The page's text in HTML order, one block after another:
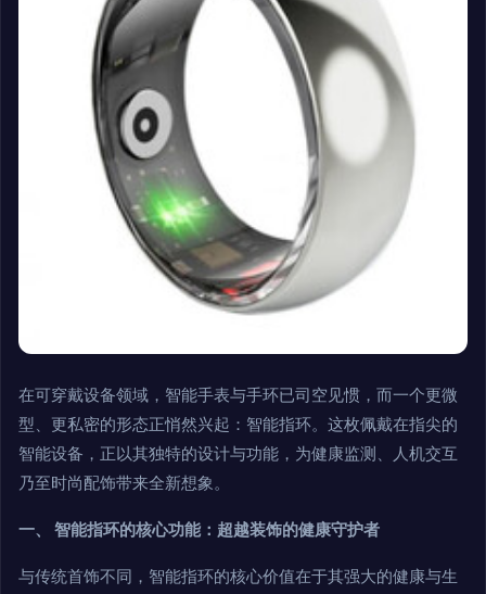
在可穿戴设备领域，智能手表与手环已司空见惯，而一个更微
型、更私密的形态正悄然兴起：智能指环。这枚佩戴在指尖的
智能设备，正以其独特的设计与功能，为健康监测、人机交互
乃至时尚配饰带来全新想象。
一、 智能指环的核心功能：超越装饰的健康守护者
与传统首饰不同，智能指环的核心价值在于其强大的健康与生